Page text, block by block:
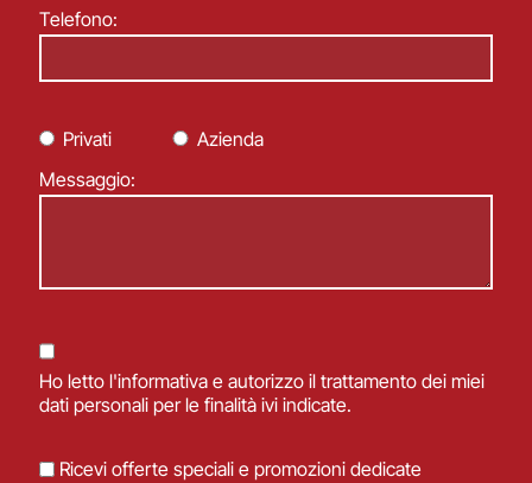
Telefono:
Privati
Azienda
Messaggio:
Ho letto l'informativae autorizzo il trattamento dei miei
dati personali per le finalità ivi indicate.
Ricevi offerte speciali e promozioni dedicate